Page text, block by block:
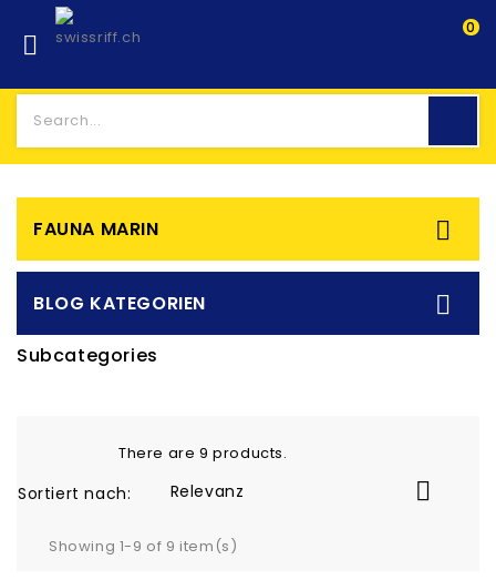

0
FAUNA MARIN 
BLOG KATEGORIEN 
Subcategories
There are 9 products.
Sortiert nach: Relevanz 
Showing 1-9 of 9 item(s)